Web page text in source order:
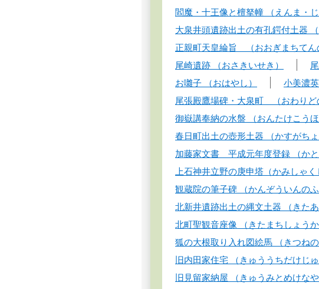
閻魔・十王像と檀拏幢 （えんま・
大泉井頭遺跡出土の有孔鍔付土器
正親町天皇綸旨 （おおぎまちてん
尾崎遺跡 （おさきいせき）
お囃子 （おはやし）
小美濃
尾張殿鷹場碑・大泉町 （おわりど
御嶽講奉納の水盤 （おんたけこう
春日町出土の壺形土器 （かすがち
加藤家文書 平成元年度登録 （
上石神井立野の庚申塔（かみしゃ
観蔵院の筆子碑 （かんぞういんのふ
北新井遺跡出土の縄文土器 （きた
北町聖観音座像 （きたまちしょうか
狐の大根取り入れ図絵馬 （きつね
旧内田家住宅 （きゅううちだけじゅ
旧見留家納屋 （きゅうみとめけなや